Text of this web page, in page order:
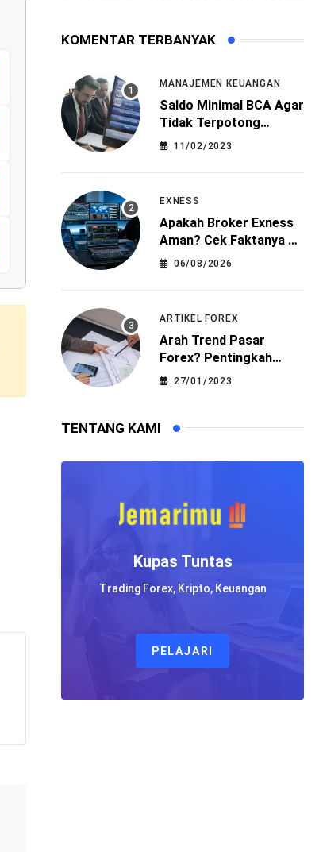
KOMENTAR TERBANYAK
MANAJEMEN KEUANGAN
Saldo Minimal BCA Agar
Tidak Terpotong
Administrasi
11/02/2023
EXNESS
Apakah Broker Exness
Aman? Cek Faktanya di
Sini!06/08/2026
ARTIKEL FOREX
Arah Trend Pasar
Forex? Pentingkah
Dalam Trading?
27/01/2023
TENTANG KAMI
Kupas Tuntas
Trading Forex, Kripto, Keuangan
PELAJARI